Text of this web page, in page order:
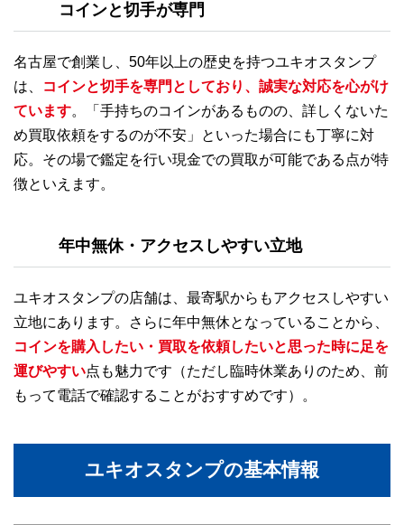
コインと切手が専門
名古屋で創業し、50年以上の歴史を持つユキオスタンプ
は、
コインと切手を専門としており、誠実な対応を心がけ
ています。「手持ちのコインがあるものの、詳しくないた
め買取依頼をするのが不安」といった場合にも丁寧に対
応。その場で鑑定を行い現金での買取が可能である点が特
徴といえます。
年中無休・アクセスしやすい立地
ユキオスタンプの店舗は、最寄駅からもアクセスしやすい
立地にあります。さらに年中無休となっていることから、
コインを購入したい・買取を依頼したいと思った時に足を
運びやすい点も魅力です（ただし臨時休業ありのため、前
もって電話で確認することがおすすめです）。
ユキオスタンプの基本情報